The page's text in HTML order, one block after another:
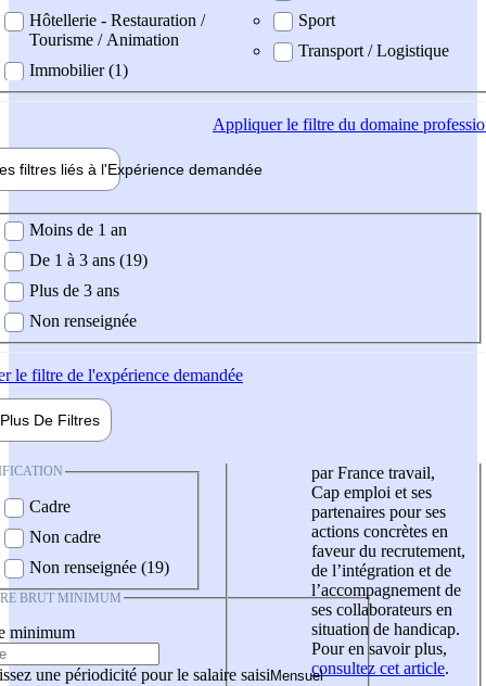
Hôtellerie - Restauration /
Tourisme / Animation
Immobilier (1)
Sport
Transport / Logistique
Appliquerle filtre du domaine
filtres liés à l'Expérience demandée
demandée
Moins de 1 an
De 1 à 3 ans (19)
Plus de 3 ans
Non renseignée
le filtre de l'expérience demandée
Plus De Filtres
Cadre
Non cadre
Non renseignée (19)
BRUT MINIMUM
minimum
une périodicité pour le salaire saisi
par France travail,
Cap emploi et ses
partenaires pour ses
actions concrètes en
faveur du recrutement,
de l’intégration et de
l’accompagnement de
ses collaborateurs en
situation de handicap.
Pour en savoir plus,
consultez cet article.